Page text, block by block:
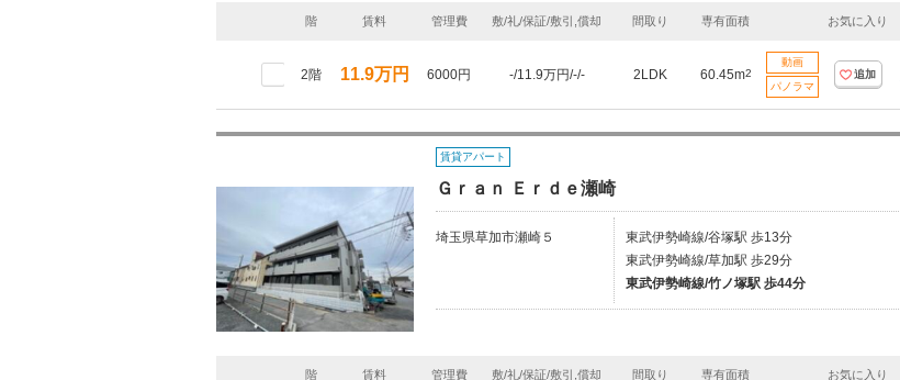
階 賃料 管理費 敷/礼/保証/敷引,償却 間取り 専有面積 お気に入り
2階 11.9万円 6000円 -/11.9万円/-/- 2LDK 60.45m2
動画
パノラマ
追加
賃貸アパート
Ｇｒａｎ Ｅｒｄｅ瀬崎
埼玉県草加市瀬崎５
東武伊勢崎線/谷塚駅 歩13分
東武伊勢崎線/草加駅 歩29分
東武伊勢崎線/竹ノ塚駅 歩44分
階 賃料 管理費 敷/礼/保証/敷引,償却 間取り 専有面積 お気に入り